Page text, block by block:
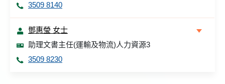
3509 8140
鄧惠瑩 女士
助理文書主任(運輸及物流)人力資源3
3509 8230